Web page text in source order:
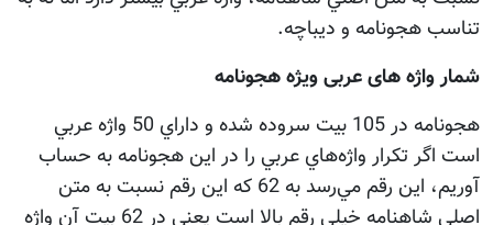
تناسب هجونامه و ديباچه.
شمار واژه های عربی ویژه هجونامه
هجونامه در 105 بيت سروده شده و داراي 50 واژه عربي
است اگر تكرار واژه‌هاي عربي را در اين هجونامه به حساب
آوريم، اين رقم مي‌رسد به 62 كه اين رقم نسبت به متن
اصلي شاهنامه خيلي رقم بالا است يعني در 62 بيت آن واژه